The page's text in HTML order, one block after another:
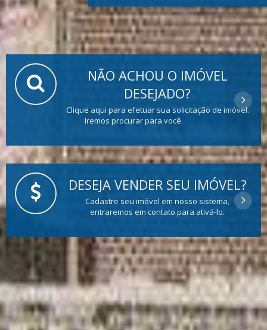
NÃO ACHOU O IMÓVEL
DESEJADO?
Clique aqui para efetuar sua solicitação de imóvel.
Iremos procurar para você.
DESEJA VENDER SEU IMÓVEL?
Cadastre seu imóvel em nosso sistema,
entraremos em contato para ativá-lo.